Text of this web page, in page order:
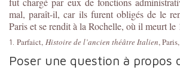
mal, paraît-il, car ils furent obligés de le
Paris et se rendit à la Rochelle, où il meurt le
1. Parfaict, Histoire de l’ancien théâtre Italien,
Poser une question à propos